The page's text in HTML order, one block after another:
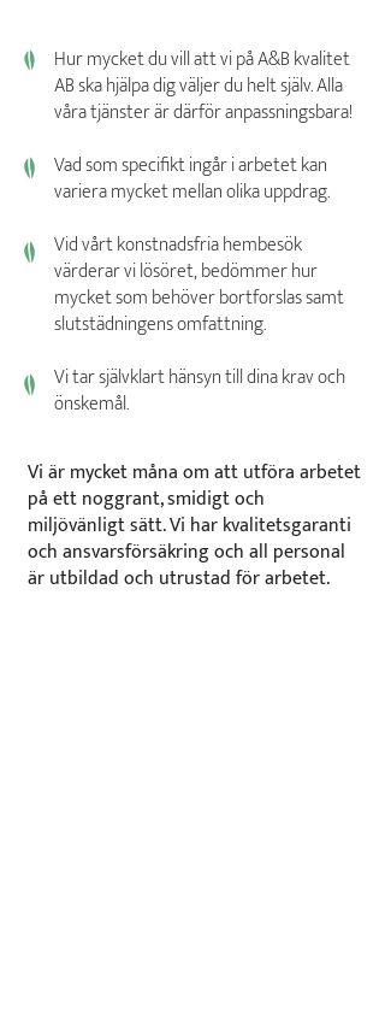
Hur mycket du vill att vi på A&B kvalitet
AB ska hjälpa dig väljer du helt själv. Alla
våra tjänster är därför anpassningsbara!
Vad som specifikt ingår i arbetet kan
variera mycket mellan olika uppdrag.
Vid vårt konstnadsfria hembesök
värderar vi lösöret, bedömmer hur
mycket som behöver bortforslas samt
slutstädningens omfattning.
Vi tar självklart hänsyn till dina krav och
önskemål.
Vi är mycket måna om att utföra arbetet
på ett noggrant, smidigt och
miljövänligt sätt. Vi har kvalitetsgaranti
och ansvarsförsäkring och all personal
är utbildad och utrustad för arbetet.